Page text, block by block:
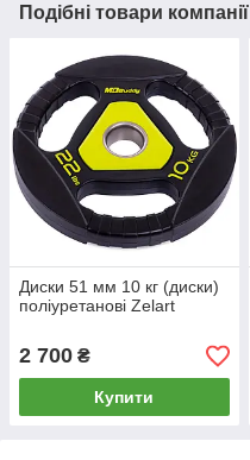
Подібні товари компанії
Диски 51 мм 10 кг (диски)
поліуретанові Zelart
2 700 ₴
Купити